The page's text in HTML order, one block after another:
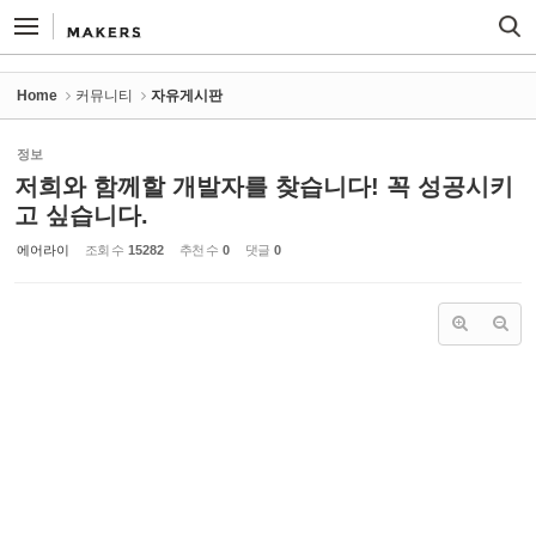
Home 커뮤니티 자유게시판
정보
저희와 함께할 개발자를 찾습니다! 꼭 성공시키
고 싶습니다.
에어라이 조회 수 15282 추천 수 0 댓글 0